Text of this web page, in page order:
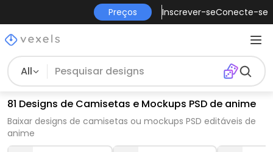
Preços Inscrever-seConecte-se
All
81 Designs de Camisetas e Mockups PSD de anime
Baixar designs de camisetas ou mockups PSD editáveis de
anime